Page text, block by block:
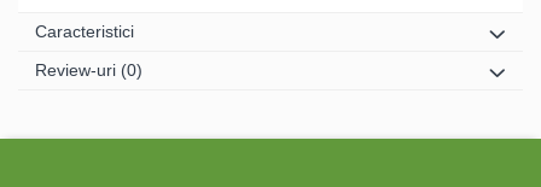
Caracteristici
Review-uri (0)